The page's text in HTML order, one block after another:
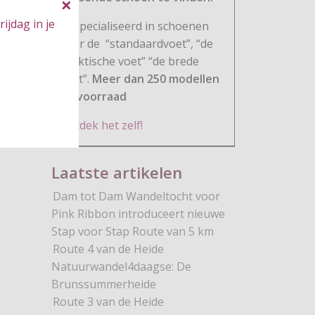
in je
Gespecialiseerd in schoenen
voor de “standaardvoet”, “de
praktische voet” “de brede
voet”. Meer dan 250 modellen
op voorraad
Ontdek het zelf!
Laatste artikelen
Dam tot Dam Wandeltocht voor
Pink Ribbon introduceert nieuwe
Stap voor Stap Route van 5 km
Route 4 van de Heide
Natuurwandel4daagse: De
Brunssummerheide
Route 3 van de Heide